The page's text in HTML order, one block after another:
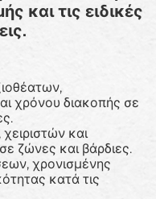
και τις ειδικές
χρόνου διακοπής σε
και
ζώνες και βάρδιες.
χρονισμένης
κατά τις